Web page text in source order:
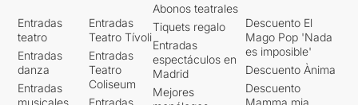
Entradas
teatro
Entradas
danza
Entradas
musicales
Entradas
Teatro Tívoli
Entradas
Teatro
Coliseum
Entradas
Abonos teatrales
Tiquets regalo
Entradas
espectáculos en
Madrid
Mejores
Descuento El
Mago Pop 'Nada
es imposible'
Descuento Ànima
Descuento
Mamma mia